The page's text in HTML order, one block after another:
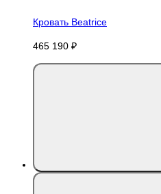
Кровать Beatrice
465 190 ₽